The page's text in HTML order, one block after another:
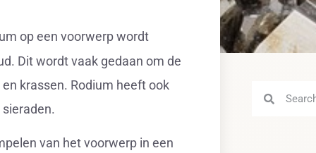
op een voorwerp wordt
Dit wordt vaak gedaan om de
krassen. Rodium heeft ook
van het voorwerp in een